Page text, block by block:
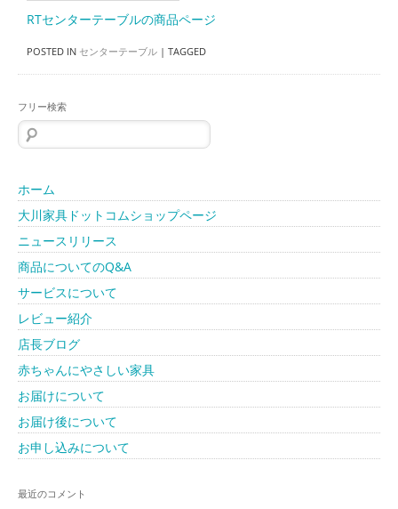
RTセンターテーブルの商品ページ
POSTED IN センターテーブル | TAGGED
フリー検索
検
索:
ホーム
大川家具ドットコムショップページ
ニュースリリース
商品についてのQ&A
サービスについて
レビュー紹介
店長ブログ
赤ちゃんにやさしい家具
お届けについて
お届け後について
お申し込みについて
最近のコメント